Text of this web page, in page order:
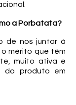
a Porbatata?
de nos juntar à
mérito que têm
muito ativa e
do produto em